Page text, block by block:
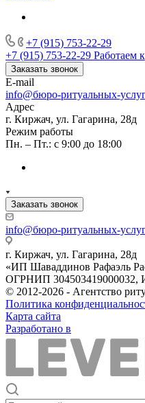
+7 (915) 753-22-29
+7 (915) 753-22-29 Работаем
Заказать звонок
E-mail
info@бюро-ритуальных-
Адрес
г. Киржач, ул. Гагарина, 28д
Режим работы
Пн. – Пт.: с 9:00 до 18:00
Заказать звонок
info@бюро-ритуальных-
г. Киржач, ул. Гагарина, 28д
«ИП Шаваддинов Рафаэль
ОГРНИП 304503419000032,
© 2012-2026 - Агентство
Политика
Карта сайта
Разработано в